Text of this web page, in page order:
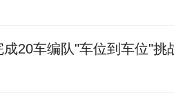
20车编队"车位到车位"挑